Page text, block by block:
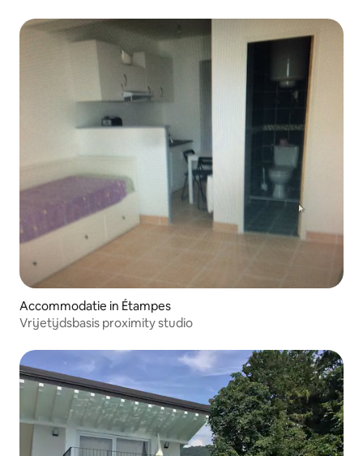
Accommodatie in Étampes
Vrijetijdsbasis proximity studio